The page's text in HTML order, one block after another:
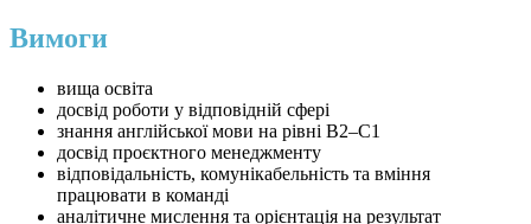
Вимоги
вища освіта
досвід роботи у відповідній сфері
знання англійської мови на рівні B2–C1
досвід проєктного менеджменту
відповідальність, комунікабельність та вміння
працювати в команді
аналітичне мислення та орієнтація на результат